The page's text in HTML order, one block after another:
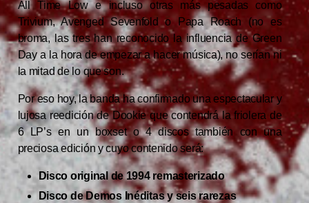
All Time Low e incluso otras más pesadas como
Trivium, Avenged Sevenfold o Papa Roach (no es
broma, las tres han reconocido la influencia de Green
Day a la hora de empezar a hacer música), no serían ni
la mitad de lo que son.
Por eso hoy, la banda ha confirmado una espectacular y
lujosa reedición de Dookie que contendrá la friolera de
6 LP’s en un boxset o 4 discos también con una
preciosa edición y cuyo contenido será:
Disco original de 1994 remasterizado
Disco de Demos Inéditas y seis rarezas